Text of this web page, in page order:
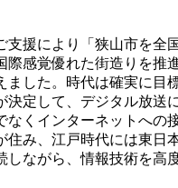
援により「狭山市を全
感覚優れた街造りを推
した。時代は確実に目
定して、デジタル放送
なくインターネットへの
み、江戸時代には東日
しながら、情報技術を